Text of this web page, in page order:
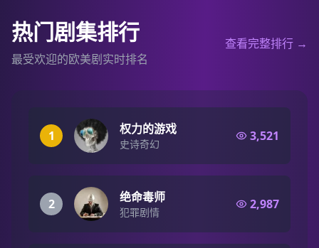
热门剧集排行
最受欢迎的欧美剧实时排名
查看完整排行 →
1 权力的游戏
史诗奇幻
3,521
2 绝命毒师
犯罪剧情
2,987